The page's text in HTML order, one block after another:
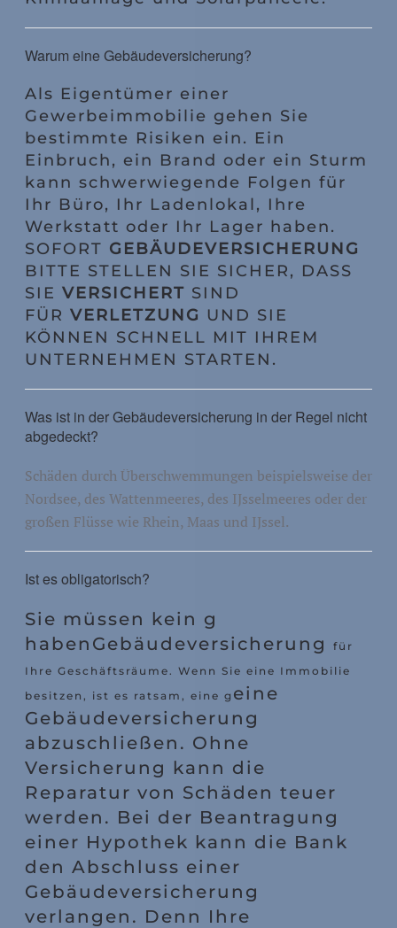
Warum eine Gebäudeversicherung?
Als Eigentümer einer
Gewerbeimmobilie gehen Sie
bestimmte Risiken ein. Ein
Einbruch, ein Brand oder ein Sturm
kann schwerwiegende Folgen für
Ihr Büro, Ihr Ladenlokal, Ihre
Werkstatt oder Ihr Lager haben.
SOFORT GEBÄUDEVERSICHERUNG
BITTE STELLEN SIE SICHER, DASS
SIE VERSICHERT SIND
FÜR VERLETZUNG UND SIE
KÖNNEN SCHNELL MIT IHREM
UNTERNEHMEN STARTEN.
Was ist in der Gebäudeversicherung in der Regel nicht
abgedeckt?
Schäden durch Überschwemmungen beispielsweise der
Nordsee, des Wattenmeeres, des IJsselmeeres oder der
großen Flüsse wie Rhein, Maas und IJssel.
Ist es obligatorisch?
Sie müssen kein g
haben Gebäudeversicherung
für
Ihre Geschäftsräume. Wenn Sie eine Immobilie
besitzen, ist es ratsam, eine g eine
Gebäudeversicherung
abzuschließen. Ohne
Versicherung kann die
Reparatur von Schäden teuer
werden. Bei der Beantragung
einer Hypothek kann die Bank
den Abschluss einer
Gebäudeversicherung
verlangen. Denn Ihre